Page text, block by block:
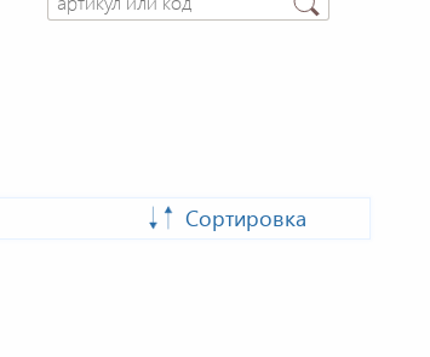
Сортировка